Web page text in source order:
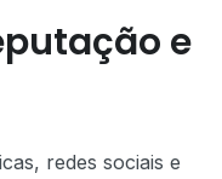
e
redes sociais e